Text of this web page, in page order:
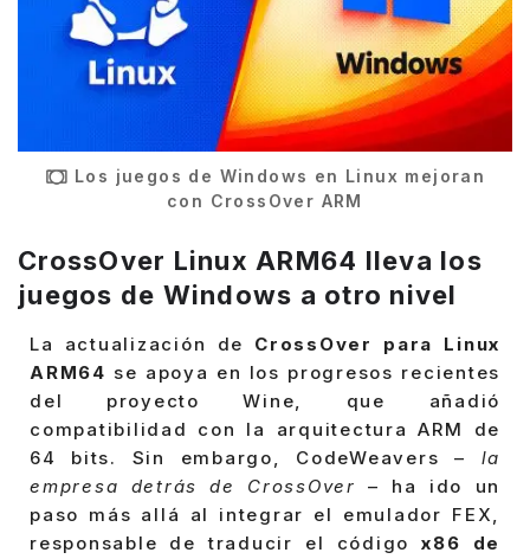
Los juegos de Windows en Linux mejoran
con CrossOver ARM
CrossOver Linux ARM64 lleva los
juegos de Windows a otro nivel
La actualización de CrossOver para Linux
ARM64 se apoya en los progresos recientes
del proyecto Wine, que añadió
compatibilidad con la arquitectura ARM de
64 bits. Sin embargo, CodeWeavers – la
empresa detrás de CrossOver – ha ido un
paso más allá al integrar el emulador FEX,
responsable de traducir el códigox86 de